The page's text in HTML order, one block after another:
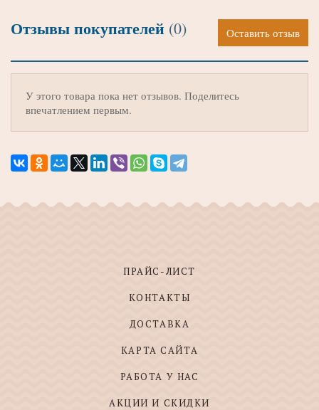
Отзывы покупателей (0) Оставить отзыв
У этого товара пока нет отзывов. Поделитесь
впечатлением первым.
ПРАЙС-ЛИСТ
КОНТАКТЫ
ДОСТАВКА
КАРТА САЙТА
РАБОТА У НАС
АКЦИИ И СКИДКИ